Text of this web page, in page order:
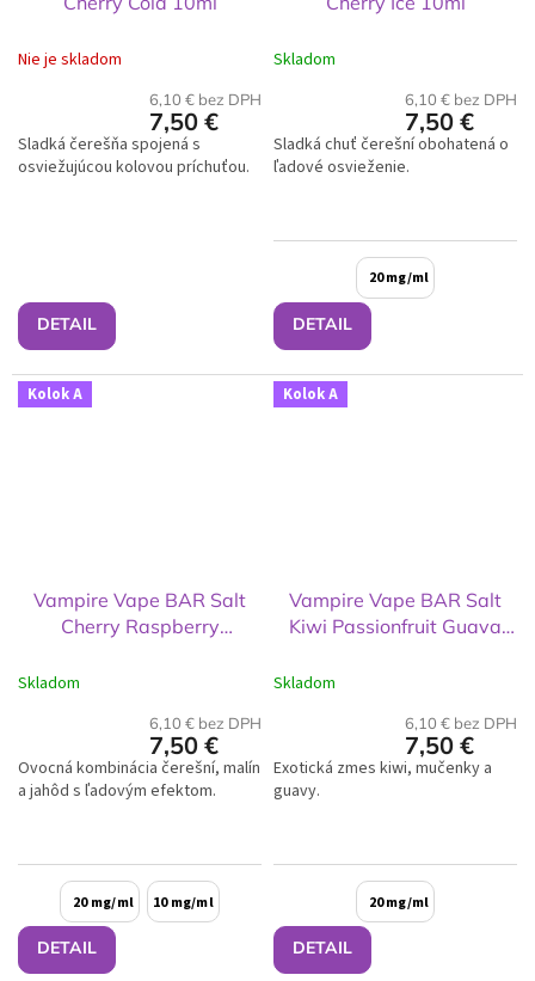
Nie je skladom
6,10 € bez DPH
7,50 €
DETAIL
Sladká čerešňa spojená s
osviežujúcou kolovou príchuťou.
Skladom
6,10 € bez DPH
7,50 €
DETAIL
Sladká chuť čerešní obohatená o
ľadové osvieženie.
20 mg/ml
Kolok A
Vampire Vape BAR Salt
Cherry Raspberry
Skladom
6,10 € bez DPH
7,50 €
DETAIL
Ovocná kombinácia čerešní, malín
a jahôd s ľadovým efektom.
20 mg/ml 10 mg/ml
Kolok A
Vampire Vape BAR Salt
Kiwi Passionfruit Guava
Skladom
6,10 € bez DPH
7,50 €
DETAIL
Exotická zmes kiwi, mučenky a
guavy.
20 mg/ml